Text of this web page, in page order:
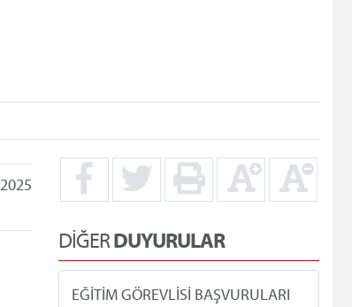
DİĞERDUYURULAR
EĞİTİM GÖREVLİSİ BAŞVURULARI
Kredi/Yurt E-Ödeme